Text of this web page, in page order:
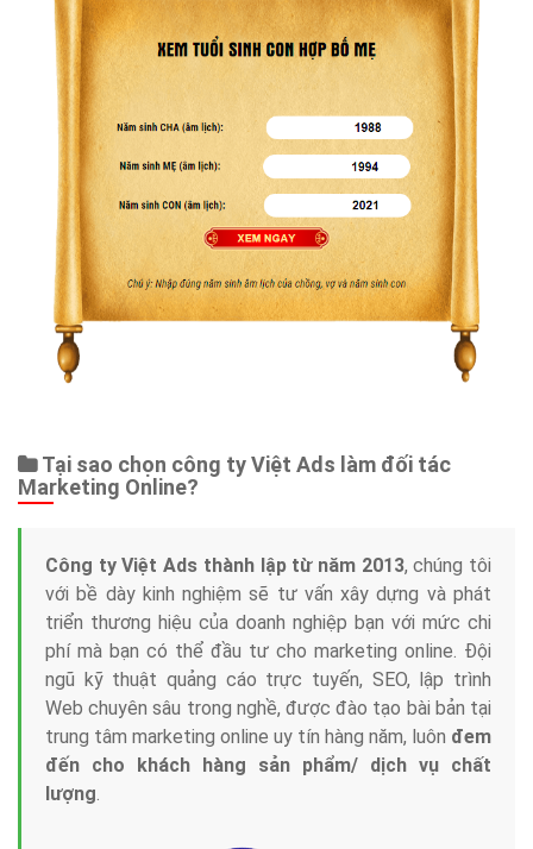
Tại sao chọn công ty Việt Ads làm đối tác
Marketing Online?
Công ty Việt Ads thành lập từ năm 2013, chúng tôi
với bề dày kinh nghiệm sẽ tư vấn xây dựng và phát
triển thương hiệu của doanh nghiệp bạn với mức chi
phí mà bạn có thể đầu tư cho marketing online. Đội
ngũ kỹ thuật quảng cáo trực tuyến, SEO, lập trình
Web chuyên sâu trong nghề, được đào tạo bài bản tại
trung tâm marketing online uy tín hàng năm, luôn đem
đến cho khách hàng sản phẩm/ dịch vụ chất
lượng.